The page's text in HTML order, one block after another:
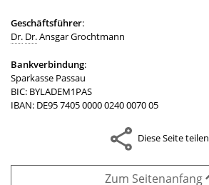
Geschäftsführer:
Dr. Dr.Ansgar Grochtmann
Bankverbindung:
Sparkasse Passau
BIC: BYLADEM1PAS
IBAN: DE95 7405 0000 0240 0070 05
Diese Seite teilen
Zum Seitenanfang